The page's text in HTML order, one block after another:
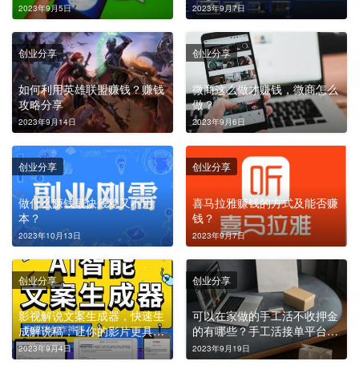
2023年9月5日 2023年9月7日
如何利用英雄联盟赚钱？赚钱
攻略分享
2023年9月14日
创业分享
微商这么做才赚钱，微商怎么
做？
2023年9月6日
创业分享
做什么赚钱最快最稳又不用
本？
2023年10月13日
创业分享
喜马拉雅赚钱的方式及能否赚
钱？
2023年9月7日
创业分享
影视解说文案生成器，快速生
成解说稿，让你的影片更具吸
引力！
2023年9月4日
创业分享
可以在家做的手工活不收押金
的有哪些？手工活接单平台有
哪些？
2023年9月19日
创业分享